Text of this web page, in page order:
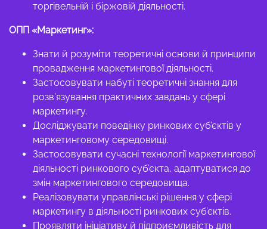
торгівельній і біржовій діяльності.
ОПП «Маркетинг»:
Знати й розуміти теоретичні основи й принципи
провадження маркетингової діяльності.
Застосовувати набуті теоретичні знання для
розв’язування практичних завдань у сфері
маркетингу.
Досліджувати поведінку ринкових суб’єктів у
маркетинговому середовищі.
Застосовувати сучасні технології маркетингової
діяльності ринкового суб’єкта, адаптуватися до
змін маркетингового середовища.
Реалізовувати управлінські рішення у сфері
маркетингу в діяльності ринкових суб’єктів.
Проявляти ініціативу й підприємливість для